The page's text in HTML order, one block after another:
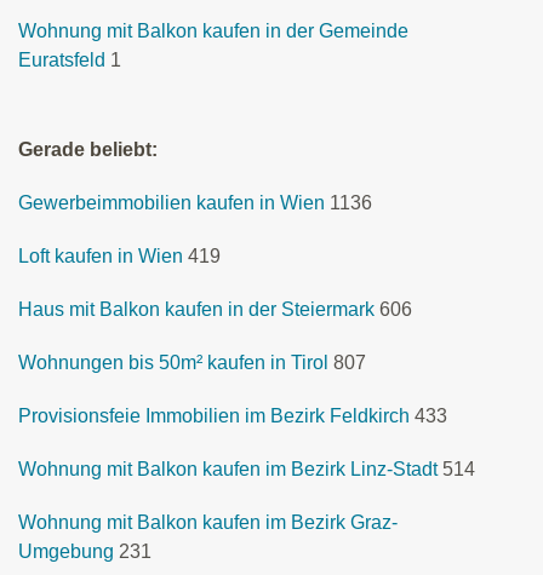
Wohnung mit Balkon kaufen in der Gemeinde
Euratsfeld 1
Gerade beliebt:
Gewerbeimmobilien kaufen in Wien 1136
Loft kaufen in Wien 419
Haus mit Balkon kaufen in der Steiermark 606
Wohnungen bis 50m² kaufen in Tirol 807
Provisionsfeie Immobilien im Bezirk Feldkirch 433
Wohnung mit Balkon kaufen im Bezirk Linz-Stadt 514
Wohnung mit Balkon kaufen im Bezirk Graz-
Umgebung 231